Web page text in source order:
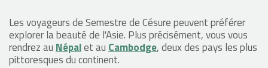
Les voyageurs de Semestre de Césure peuvent préférer
explorer la beauté de l'Asie. Plus précisément, vous vous
rendrez au Népalet au Cambodge, deux des pays les plus
pittoresques du continent.